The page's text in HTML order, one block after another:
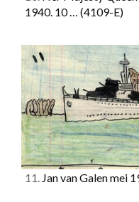
1940. 10 … (4109-E)
11. Jan van Galen mei